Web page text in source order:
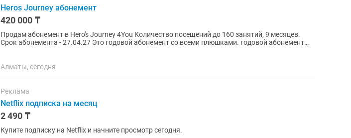
Heros Journey абонемент
420 000 ₸
Продам абонемент в Hero's Journey 4You Количество посещений до 160 занятий, 9 месяцев.
Срок абонемента - 27.04.27 Это годовой абонемент со всеми плюшками. годовой абонемент
Алматы, сегодня
Реклама
Netflix подписка на месяц
2 490 ₸
Купите подписку на Netflix и начните просмотр сегодня.